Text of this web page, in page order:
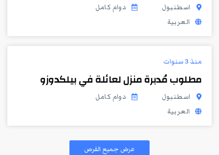
اسطنبول
دوام كامل
العربية
منذ 3 سنوات
مطلوب مُدبرة منزل لعائلة في بيلكدوزو
اسطنبول
دوام كامل
العربية
عرض جميع الفرص